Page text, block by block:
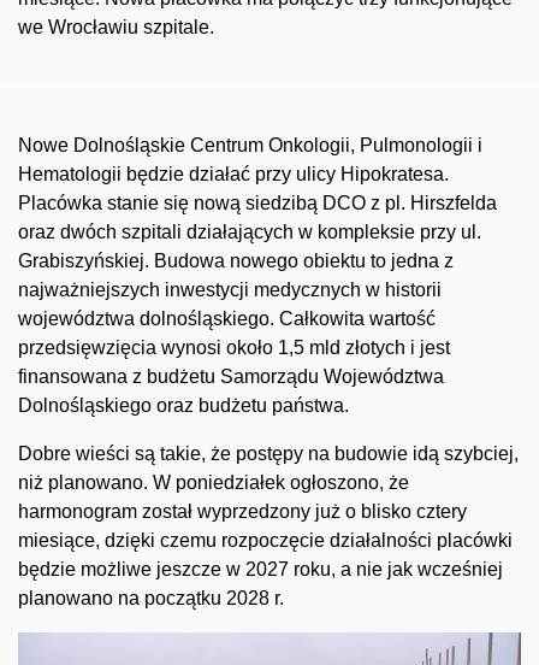
we Wrocławiu szpitale.
Nowe Dolnośląskie Centrum Onkologii, Pulmonologii i
Hematologii będzie działać przy ulicy Hipokratesa.
Placówka stanie się nową siedzibą DCO z pl. Hirszfelda
oraz dwóch szpitali działających w kompleksie przy ul.
Grabiszyńskiej. Budowa nowego obiektu to jedna z
najważniejszych inwestycji medycznych w historii
województwa dolnośląskiego. Całkowita wartość
przedsięwzięcia wynosi około 1,5 mld złotych i jest
finansowana z budżetu Samorządu Województwa
Dolnośląskiego oraz budżetu państwa.
Dobre wieści są takie, że postępy na budowie idą szybciej,
niż planowano. W poniedziałek ogłoszono, że
harmonogram został wyprzedzony już o blisko cztery
miesiące, dzięki czemu rozpoczęcie działalności placówki
będzie możliwe jeszcze w 2027 roku, a nie jak wcześniej
planowano na początku 2028 r.